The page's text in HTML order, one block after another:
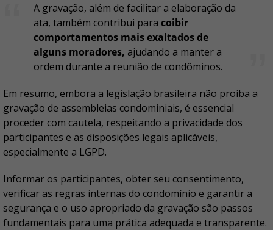
A gravação, além de facilitar a elaboração da
ata, também contribui para coibir
comportamentos mais exaltados de
alguns moradores, ajudando a manter a
ordem durante a reunião de condôminos.
Em resumo, embora a legislação brasileira não proíba a
gravação de assembleias condominiais, é essencial
proceder com cautela, respeitando a privacidade dos
participantes e as disposições legais aplicáveis,
especialmente a LGPD.
Informar os participantes, obter seu consentimento,
verificar as regras internas do condomínio e garantir a
segurança e o uso apropriado da gravação são passos
fundamentais para uma prática adequada e transparente.